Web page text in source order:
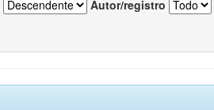
Autor/registro